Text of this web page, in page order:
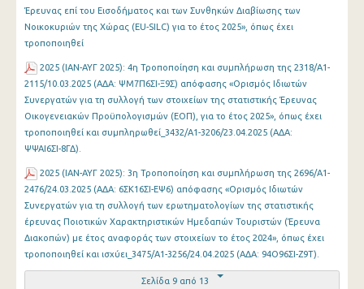
Έρευνας επί του Εισοδήματος και των Συνθηκών Διαβίωσης των
Νοικοκυριών της Χώρας (EU-SILC) για το έτος 2025», όπως έχει
τροποποιηθεί
2025 (ΙΑΝ-ΑΥΓ 2025): 4η Τροποποίηση και συμπλήρωση της 2318/Α1-
2115/10.03.2025 (ΑΔΑ: ΨΜ7Π6ΣΙ-Ξ9Σ) απόφασης «Ορισμός Ιδιωτών
Συνεργατών για τη συλλογή των στοιχείων της στατιστικής Έρευνας
Οικογενειακών Προϋπολογισμών (ΕΟΠ), για το έτος 2025», όπως έχει
τροποποιηθεί και συμπληρωθεί_3432/Α1-3206/23.04.2025 (ΑΔΑ:
ΨΨΑΙ6ΣΙ-8ΓΔ).
2025 (ΙΑΝ-ΑΥΓ 2025): 3η Τροποποίηση και συμπλήρωση της 2696/Α1-
2476/24.03.2025 (ΑΔΑ: 6ΣΚ16ΣΙ-ΕΨ6) απόφασης «Ορισμός Ιδιωτών
Συνεργατών για τη συλλογή των ερωτηματολογίων της στατιστικής
έρευνας Ποιοτικών Χαρακτηριστικών Ημεδαπών Τουριστών (Έρευνα
Διακοπών) με έτος αναφοράς των στοιχείων το έτος 2024», όπως έχει
τροποποιηθεί και ισχύει_3475/Α1-3256/24.04.2025 (ΑΔΑ: 94Ο96ΣΙ-Ζ9Τ).
Σελίδα 9 από 13